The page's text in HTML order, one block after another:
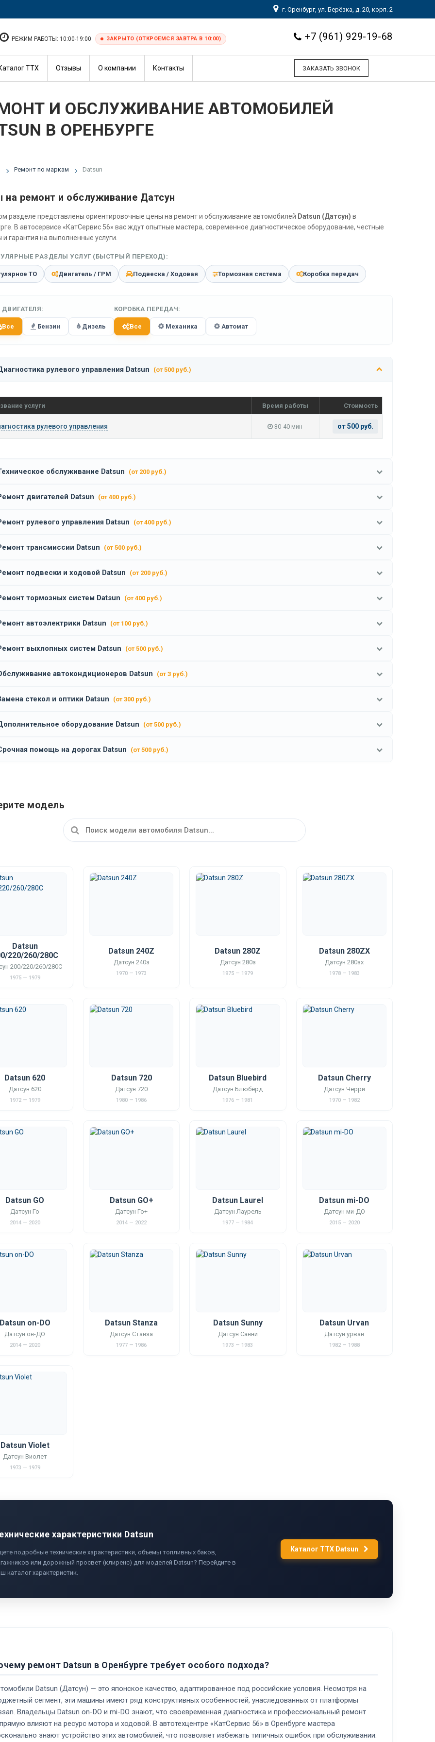
г. Оренбург, ул. Берёзка, д. 20, корп. 2
+7 (961) 929-19-68
РЕЖИМ РАБОТЫ: 10:00-19:00 ЗАКРЫТО (ОТКРОЕМСЯ ЗАВТРА В 10:00)
ЗАКАЗАТЬ ЗВОНОК
ТТХ Отзывы О компании Контакты
И ОБСЛУЖИВАНИЕ АВТОМОБИЛЕЙ
В ОРЕНБУРГЕ
Ремонт по маркам Datsun
на ремонт и обслуживание Датсун
разделе представлены ориентировочные цены на ремонт и обслуживание автомобилей Datsun (Датсун) в
В автосервисе «КатСервис 56» вас ждут опытные мастера, современное диагностическое оборудование, честные
гарантия на выполненные услуги.
РАЗДЕЛЫ УСЛУГ (БЫСТРЫЙ ПЕРЕХОД):
ТО Двигатель / ГРМ Подвеска / Ходовая Тормозная система Коробка передач
Все Бензин Дизель
КОРОБКА ПЕРЕДАЧ:
Все Механика Автомат
рулевого управления Datsun (от 500 руб.)
услуги Время работы Стоимость
рулевого управления 30-40 мин от 500 руб.
обслуживание Datsun (от 200 руб.)
двигателей Datsun (от 400 руб.)
рулевого управления Datsun (от 400 руб.)
трансмиссии Datsun (от 500 руб.)
подвески и ходовой Datsun (от 200 руб.)
тормозных систем Datsun (от 400 руб.)
автоэлектрики Datsun (от 100 руб.)
выхлопных систем Datsun (от 500 руб.)
автокондиционеров Datsun (от 3 руб.)
стекол и оптики Datsun (от 300 руб.)
оборудование Datsun (от 500 руб.)
помощь на дорогах Datsun (от 500 руб.)
модель
Datsun
220/260/280C
200/220/260/280С
1975 — 1979
Datsun 240Z
Датсун 240з
1970 — 1973
Datsun 280Z
Датсун 280з
1975 — 1979
Datsun 280ZX
Датсун 280зх
1978 — 1983
Datsun 620
Датсун 620
1972 — 1979
Datsun 720
Датсун 720
1980 — 1986
Datsun Bluebird
Датсун Блюбёрд
1976 — 1981
Datsun Cherry
Датсун Черри
1970 — 1982
Datsun GO
Датсун Го
2014 — 2020
Datsun GO+
Датсун Го+
2014 — 2022
Datsun Laurel
Датсун Лаурель
1977 — 1984
Datsun mi-DO
Датсун ми-ДО
2015 — 2020
on-DO
Датсун он-ДО
2014 — 2020
Datsun Stanza
Датсун Станза
1977 — 1986
Datsun Sunny
Датсун Санни
1973 — 1983
Datsun Urvan
Датсун урван
1982 — 1988
Datsun Violet
Датсун Виолет
1973 — 1979
характеристики Datsun
подробные технические характеристики, объемы топливных баков,
или дорожный просвет (клиренс) для моделей Datsun? Перейдите в
каталог характеристик.
Каталог ТТХ Datsun
ремонт Datsun в Оренбурге требует особого подхода?
Datsun (Датсун) — это японское качество, адаптированное под российские условия. Несмотря на
сегмент, эти машины имеют ряд конструктивных особенностей, унаследованных от платформы
Владельцы Datsun on-DO и mi-DO знают, что своевременная диагностика и профессиональный ремонт
влияют на ресурс мотора и ходовой. В автотехцентре «КатСервис 56» в Оренбурге мастера
знают устройство этих автомобилей, что позволяет избежать типичных ошибок при обслуживании.